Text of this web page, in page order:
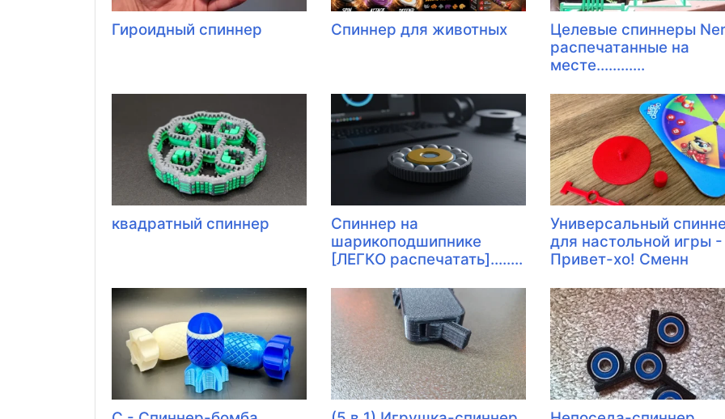
Гироидный спиннер Спиннер для животных
Целевые спиннеры
распечатанные на
месте............
квадратный спиннер
Спиннер на
шарикоподшипнике
[ЛЕГКО распечатать]........
Универсальный
для настольной игры -
Привет-хо! Сменн